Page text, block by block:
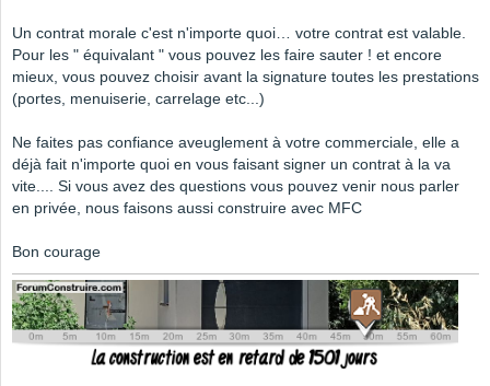
Un contrat morale c'est n'importe quoi… votre contrat est valable.
Pour les " équivalant " vous pouvez les faire sauter ! et encore
mieux, vous pouvez choisir avant la signature toutes les prestations
(portes, menuiserie, carrelage etc...)
Ne faites pas confiance aveuglement à votre commerciale, elle a
déjà fait n'importe quoi en vous faisant signer un contrat à la va
vite.... Si vous avez des questions vous pouvez venir nous parler
en privée, nous faisons aussi construire avec MFC
Bon courage